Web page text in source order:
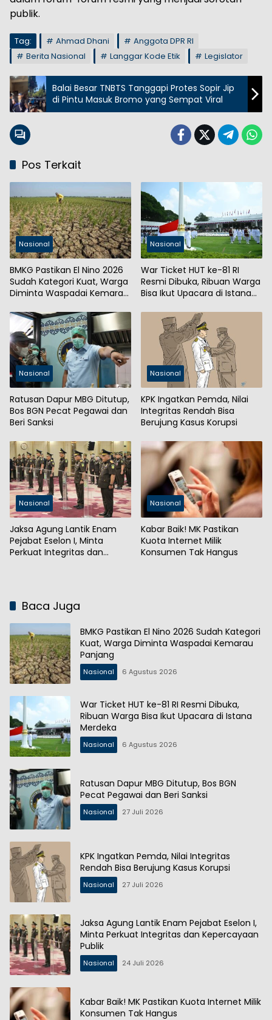
publik.
Tag: Ahmad Dhani
Anggota DPR RI
Berita Nasional
Langgar Kode Etik Legislator
Balai Besar TNBTS Tanggapi Protes Sopir Jip
di Pintu Masuk Bromo yang Sempat Viral
Pos Terkait
Nasional
BMKG Pastikan El Nino 2026
Sudah Kategori Kuat, Warga
Diminta Waspadai Kemarau
Nasional
War Ticket HUT ke-81 RI
Resmi Dibuka, Ribuan Warga
Bisa Ikut Upacara di Istana
Nasional
Ratusan Dapur MBG Ditutup,
Bos BGN Pecat Pegawai dan
Beri Sanksi
Nasional
KPK Ingatkan Pemda, Nilai
Integritas Rendah Bisa
Berujung Kasus Korupsi
Nasional
Jaksa Agung Lantik Enam
Pejabat Eselon I, Minta
Perkuat Integritas dan
Nasional
Kabar Baik! MK Pastikan
Kuota Internet Milik
Konsumen Tak Hangus
Baca Juga
BMKG Pastikan El Nino 2026 Sudah Kategori
Kuat, Warga Diminta Waspadai Kemarau
Panjang
Nasional 6 Agustus 2026
War Ticket HUT ke-81 RI Resmi Dibuka,
Ribuan Warga Bisa Ikut Upacara di Istana
Merdeka
Nasional 6 Agustus 2026
Ratusan Dapur MBG Ditutup, Bos BGN
Pecat Pegawai dan Beri Sanksi
Nasional 27 Juli 2026
KPK Ingatkan Pemda, Nilai Integritas
Rendah Bisa Berujung Kasus Korupsi
Nasional 27 Juli 2026
Jaksa Agung Lantik Enam Pejabat Eselon I,
Minta Perkuat Integritas dan Kepercayaan
Publik
Nasional 24 Juli 2026
Kabar Baik! MK Pastikan Kuota Internet Milik
Konsumen Tak Hangus